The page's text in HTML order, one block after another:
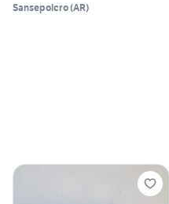
Sansepolcro(AR)